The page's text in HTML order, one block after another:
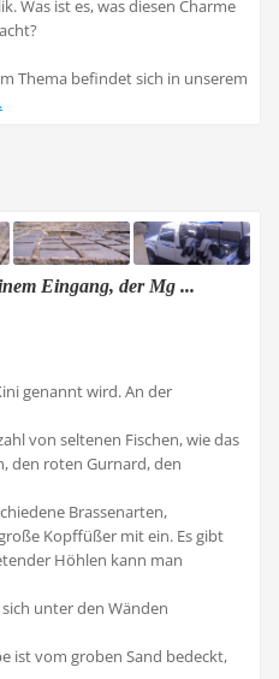
Was ist es, was diesen Charme
Thema befindet sich in unserem
Eingang, der Mg ...
genannt wird. An der
von seltenen Fischen, wie das
den roten Gurnard, den
Brassenarten,
Kopffüßer mit ein. Es gibt
Höhlen kann man
unter den Wänden
ist vom groben Sand bedeckt,